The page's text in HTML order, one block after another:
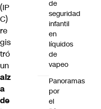
(IP
C)
re
gis
tró
un
alz
a
de
de
seguridad
infantil
en
líquidos
de
vapeo
Panoramas
por
el